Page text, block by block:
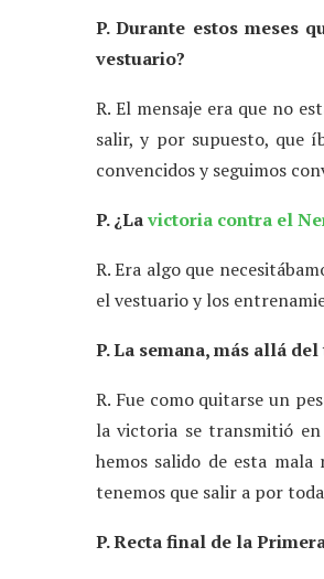
P. Durante estos meses
vestuario?
R. El mensaje era que no
salir, y por supuesto, que
convencidos y seguimos
P. ¿Lavictoria contra el
R. Era algo que
el vestuario y los
P. La semana, más allá
R. Fue como quitarse un
la victoria se transmitió
hemos salido de esta
tenemos que salir a por
P. Recta final de la